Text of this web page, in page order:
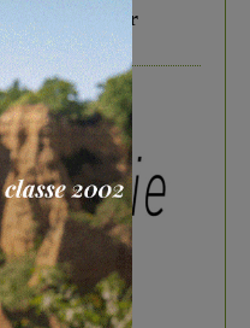
5 idee per far